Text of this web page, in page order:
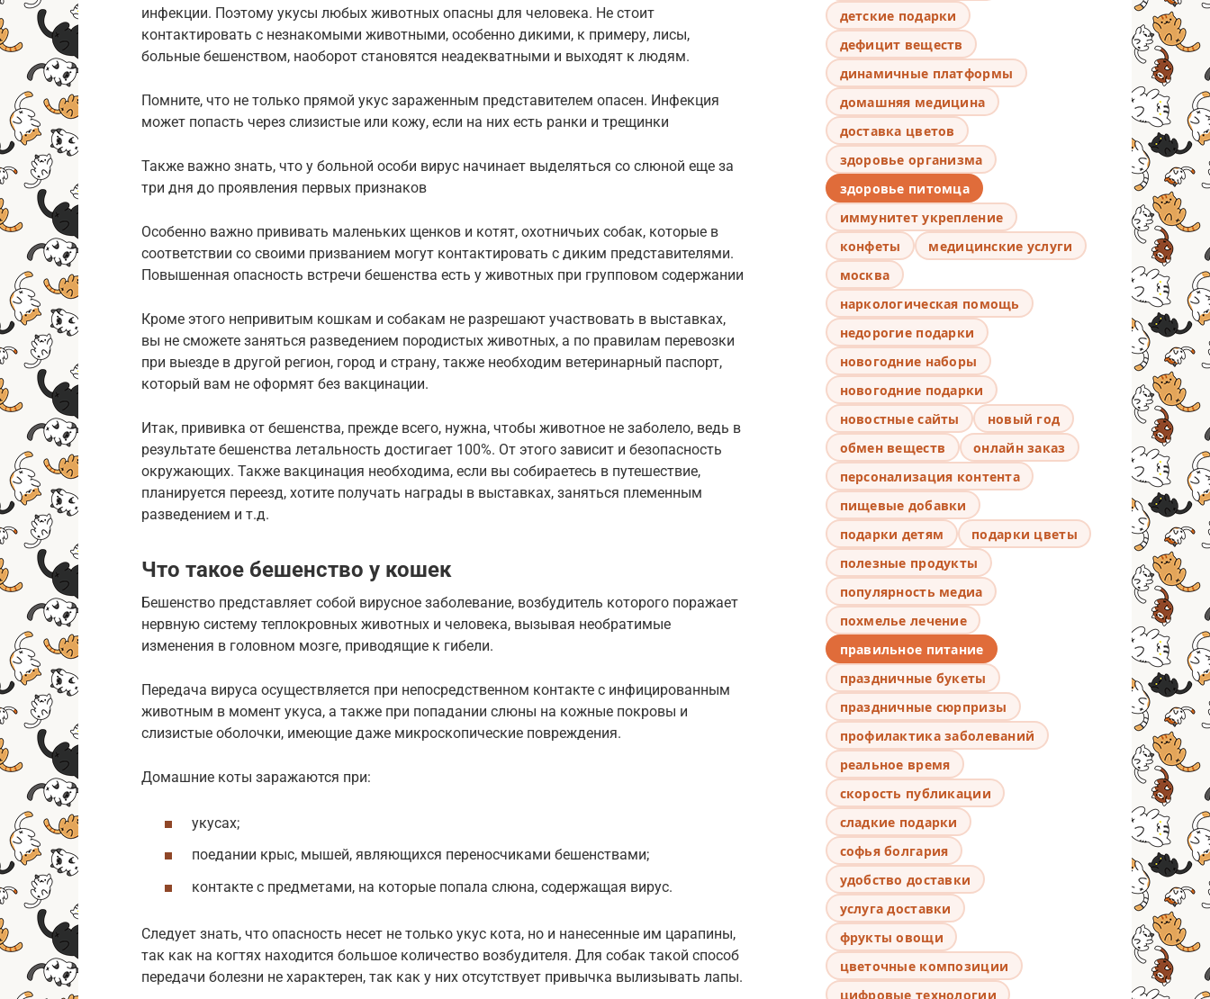
инфекции. Поэтому укусы любых животных опасны для человека. Не стоит
контактировать с незнакомыми животными, особенно дикими, к примеру, лисы,
больные бешенством, наоборот становятся неадекватными и выходят к людям.
Помните, что не только прямой укус зараженным представителем опасен. Инфекция
может попасть через слизистые или кожу, если на них есть ранки и трещинки
Также важно знать, что у больной особи вирус начинает выделяться со слюной еще за
три дня до проявления первых признаков
Особенно важно прививать маленьких щенков и котят, охотничьих собак, которые в
соответствии со своими призванием могут контактировать с диким представителями.
Повышенная опасность встречи бешенства есть у животных при групповом содержании
Кроме этого непривитым кошкам и собакам не разрешают участвовать в выставках,
вы не сможете заняться разведением породистых животных, а по правилам перевозки
при выезде в другой регион, город и страну, также необходим ветеринарный паспорт,
который вам не оформят без вакцинации.
Итак, прививка от бешенства, прежде всего, нужна, чтобы животное не заболело, ведь в
результате бешенства летальность достигает 100%. От этого зависит и безопасность
окружающих. Также вакцинация необходима, если вы собираетесь в путешествие,
планируется переезд, хотите получать награды в выставках, заняться племенным
разведением и т.д.
Что такое бешенство у кошек
Бешенство представляет собой вирусное заболевание, возбудитель которого поражает
нервную систему теплокровных животных и человека, вызывая необратимые
изменения в головном мозге, приводящие к гибели.
Передача вируса осуществляется при непосредственном контакте с инфицированным
животным в момент укуса, а также при попадании слюны на кожные покровы и
слизистые оболочки, имеющие даже микроскопические повреждения.
Домашние коты заражаются при:
укусах;
поедании крыс, мышей, являющихся переносчиками бешенствами;
контакте с предметами, на которые попала слюна, содержащая вирус.
Следует знать, что опасность несет не только укус кота, но и нанесенные им царапины,
так как на когтях находится большое количество возбудителя. Для собак такой способ
передачи болезни не характерен, так как у них отсутствует привычка вылизывать лапы.
детские подарки
дефицит веществ
динамичные платформы
домашняя медицина
доставка цветов
здоровье организма
здоровье питомца
иммунитет укрепление
конфеты
медицинские услуги
москва
наркологическая помощь
недорогие подарки
новогодние наборы
новогодние подарки
новостные сайты
новый год
обмен веществ
онлайн заказ
персонализация контента
пищевые добавки
подарки детям
подарки цветы
полезные продукты
популярность медиа
похмелье лечение
правильное питание
праздничные букеты
праздничные сюрпризы
профилактика заболеваний
реальное время
скорость публикации
сладкие подарки
софья болгария
удобство доставки
услуга доставки
фрукты овощи
цветочные композиции
цифровые технологии